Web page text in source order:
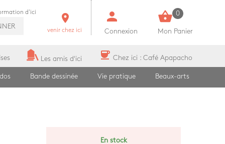
d'ici room
venir chez ici
person
Connexion
shopping_basket 0
Mon Panier
Les amis d'ici coffee Chez ici : Café Apapacho
Bande dessinée Vie pratique Beaux-arts
En stock